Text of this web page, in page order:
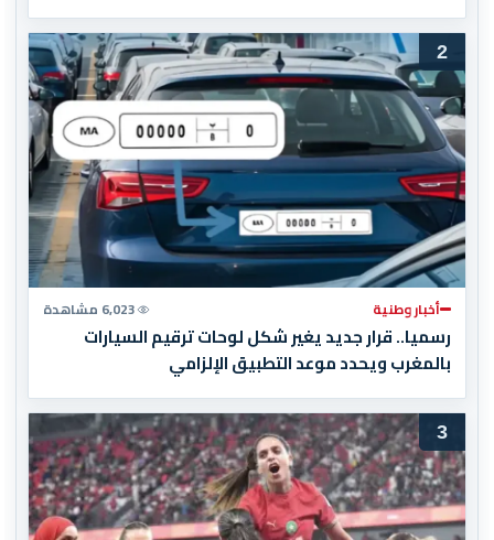
2
أخبار وطنية 6,023 مشاهدة
رسميا.. قرار جديد يغير شكل لوحات ترقيم السيارات
بالمغرب ويحدد موعد التطبيق الإلزامي
3